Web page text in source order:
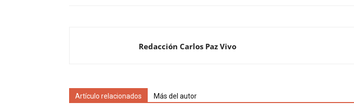
Redacción Carlos Paz Vivo
Artículo relacionados Más del autor